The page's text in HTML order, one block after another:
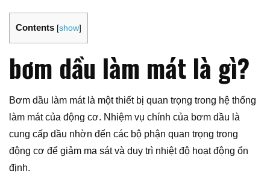
Contents [show]
bơm dầu làm mát là gì?
Bơm dầu làm mát là một thiết bị quan trọng trong hệ thống
làm mát của động cơ. Nhiệm vụ chính của bơm dầu là
cung cấp dầu nhờn đến các bộ phận quan trọng trong
động cơ để giảm ma sát và duy trì nhiệt độ hoạt động ổn
định.